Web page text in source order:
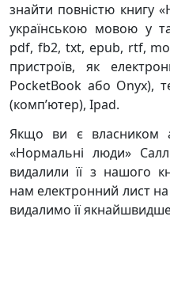
знайти повністю книгу
українською мовою у
pdf, fb2, txt, epub, rtf,
пристроїв, як
PocketBook або Onyx),
(комп’ютер), Ipad.
Якщо ви є власником
«Нормальні люди»
видалили її з нашого
нам електронний лист
видалимо її